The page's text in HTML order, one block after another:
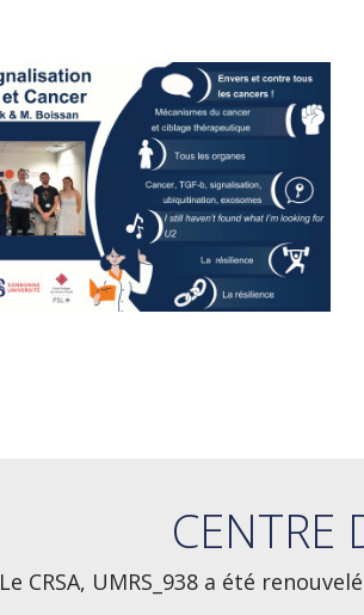
CENTRE
Le CRSA, UMRS_938 a été